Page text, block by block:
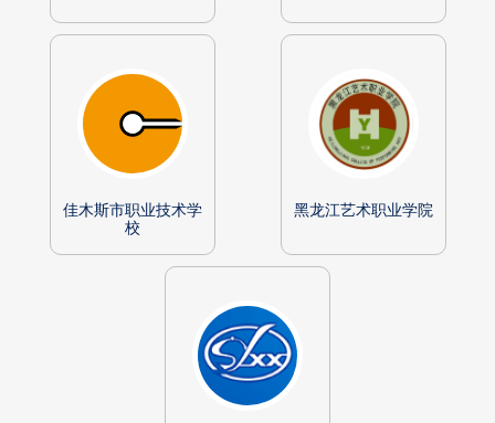
佳木斯市职业技术学
校
黑龙江艺术职业学院